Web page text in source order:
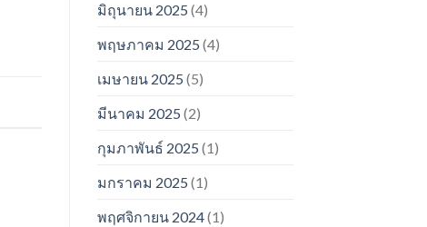
มิถุนายน 2025 (4)
พฤษภาคม 2025 (4)
เมษายน 2025 (5)
มีนาคม 2025 (2)
กุมภาพันธ์ 2025 (1)
มกราคม 2025 (1)
พฤศจิกายน 2024(1)